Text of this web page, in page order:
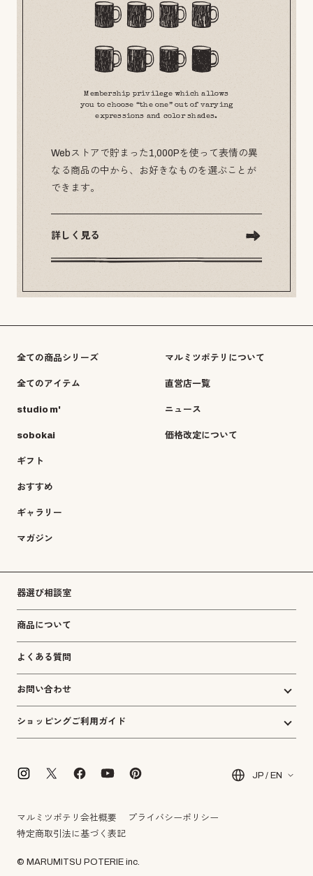
Membership privilege which allows
you to choose “the one” out of varying
expressions and color shades.
Webストアで貯まった1,000Pを使って表情の異
なる商品の中から、お好きなものを選ぶことが
できます。
詳しく見る
全ての商品シリーズ
全てのアイテム
studio m'
sobokai
ギフト
おすすめ
ギャラリー
マガジン
マルミツポテリについて
直営店一覧
ニュース
価格改定について
器選び相談室
商品について
よくある質問
お問い合わせ
ショッピングご利用ガイド
JP / EN
マルミツポテリ会社概要
プライバシーポリシー
特定商取引法に基づく表記
© MARUMITSU POTERIE inc.